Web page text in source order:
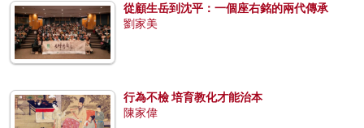
從顧生岳到沈平：一個座右銘的兩代傳承
劉家美
行為不檢 培育教化才能治本
陳家偉